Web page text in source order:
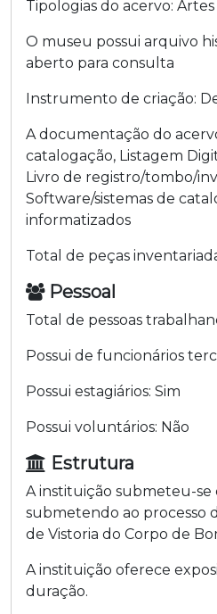
Tipologias do acervo: Artes
O museu possui arquivo
aberto para consulta
Instrumento de criação:
A documentação do
catalogação, Listagem
Livro de registro/tombo/
Software/sistemas de
informatizados
Total de peças
Pessoal
Total de pessoas
Possui de funcionários
Possui estagiários: Sim
Possui voluntários: Não
Estrutura
A instituição submeteu-se
submetendo ao processo
de Vistoria do Corpo de
A instituição oferece
duração.